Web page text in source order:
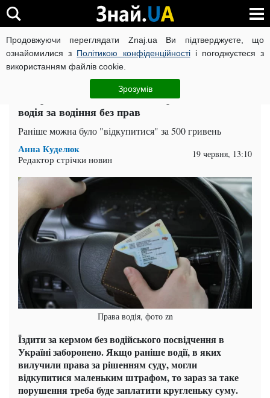
Продовжуючи переглядати Znaj.ua Ви підтверджуєте, що
ознайомилися з Політикою конфіденційностіі погоджуєтеся з
використанням файлів cookie.
Зрозумів
ВІЙНА РОСІЇ ПРОТИ УКРАЇНИ КОРОНАВІРУС В УКРАЇНІ
Auto.Знай ЧИТАТЬ НА РУССКОМ
Тепер все змінилося: яке покарання чекає на
водія за водіння без прав
Раніше можна було "відкупитися" за 500 гривень
Анна Куделюк
Редактор стрічки новин 19 червня, 13:10
Права водія, фото zn
Їздити за кермом без водійського посвідчення в
Україні заборонено. Якщо раніше водії, в яких
вилучили права за рішенням суду, могли
відкупитися маленьким штрафом, то зараз за таке
порушення треба буде заплатити кругленьку суму.